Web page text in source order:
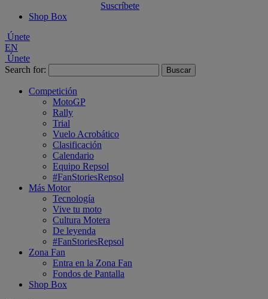
Suscríbete
Shop Box
Únete
EN
Únete
Search for:
Competición
MotoGP
Rally
Trial
Vuelo Acrobático
Clasificación
Calendario
Equipo Repsol
#FanStoriesRepsol
Más Motor
Tecnología
Vive tu moto
Cultura Motera
De leyenda
#FanStoriesRepsol
Zona Fan
Entra en la Zona Fan
Fondos de Pantalla
Shop Box